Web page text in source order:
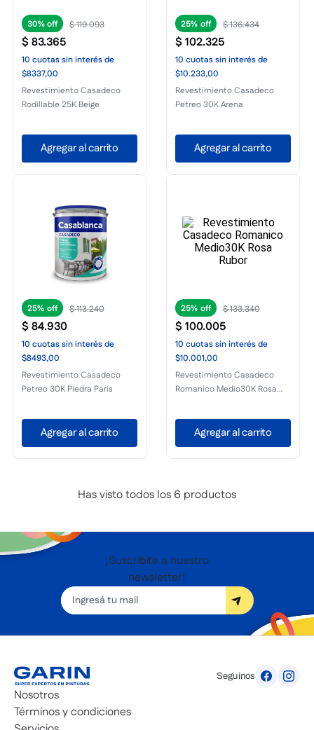
30% $119.093
$83.365
10 cuotassin interésde
$8337,00
Revestimiento Casadeco
Rodillable 25K Beige
Agregar al carrito
25% $136.434
$102.325
10 cuotassin interésde
$10.233,00
Revestimiento Casadeco
Petreo 30K Arena
Agregar al carrito
25% $113.240
$84.930
10 cuotassin interésde
$8493,00
Revestimiento Casadeco
Petreo 30K Piedra Paris
Agregar al carrito
25% $133.340
$100.005
10 cuotassin interésde
$10.001,00
Revestimiento Casadeco
Romanico Medio30K Rosa
Agregar al carrito
Has visto todos los 6 productos
¡Suscribite a nuestro
newsletter!
Seguínos
Nosotros
Términos y condiciones